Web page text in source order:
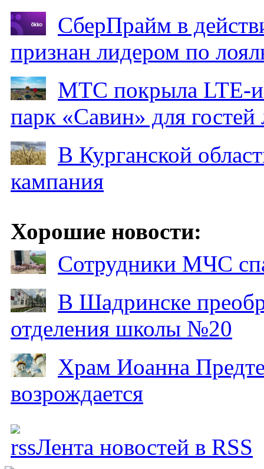
СберПрайм в
признан лидером по
МТС покрыла LTE-
парк «Савин» для гостей
В Курганской
кампания
Хорошие новости:
Сотрудники МЧС
В Шадринске
отделения школы №20
Храм Иоанна
возрождается
Лента новостей в RSS